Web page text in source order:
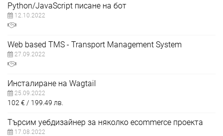
Python/JavaScript писане на бот
12.10.2022
Web based TMS - Transport Management System
27.09.2022
Инсталиране на Wagtail
25.09.2022
102 € 199.49 лв.
Търсим уебдизайнер за няколко ecommerce проекта
17.08.2022